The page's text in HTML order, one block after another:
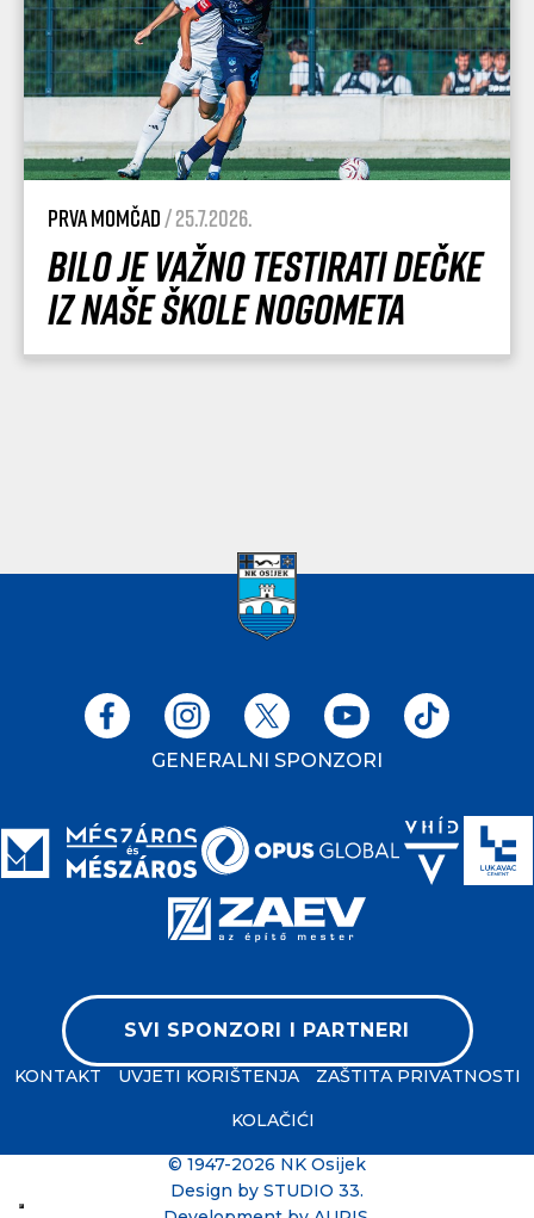
Prva momčad/ 25.7.2026.
Bilo je važno testirati dečke
iz naše Škole nogometa
GENERALNI SPONZORI
SVI SPONZORI I PARTNERI
KONTAKT UVJETI KORIŠTENJA ZAŠTITA PRIVATNOSTI
KOLAČIĆI
© 1947-2026 NK Osijek
Design by STUDIO 33.